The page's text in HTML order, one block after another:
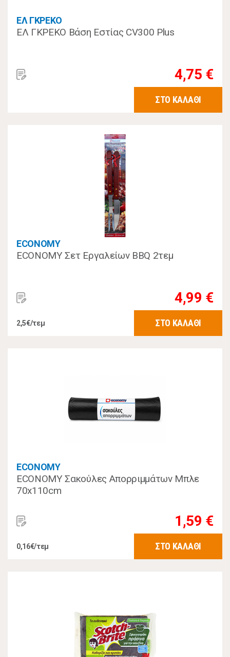
ΕΛ ΓΚΡΕΚΟ
ΕΛ ΓΚΡΕΚΟ Βάση Εστίας CV300 Plus
4,75 €
ΣΤΟ ΚΑΛΑΘΙ
ECONOMY
ECONOMY Σετ Εργαλείων BBQ 2τεμ
4,99 €
2,5€/τεμ ΣΤΟ ΚΑΛΑΘΙ
ECONOMY
ECONOMY Σακούλες Απορριμμάτων Μπλε
70x110cm
1,59 €
0,16€/τεμ ΣΤΟ ΚΑΛΑΘΙ